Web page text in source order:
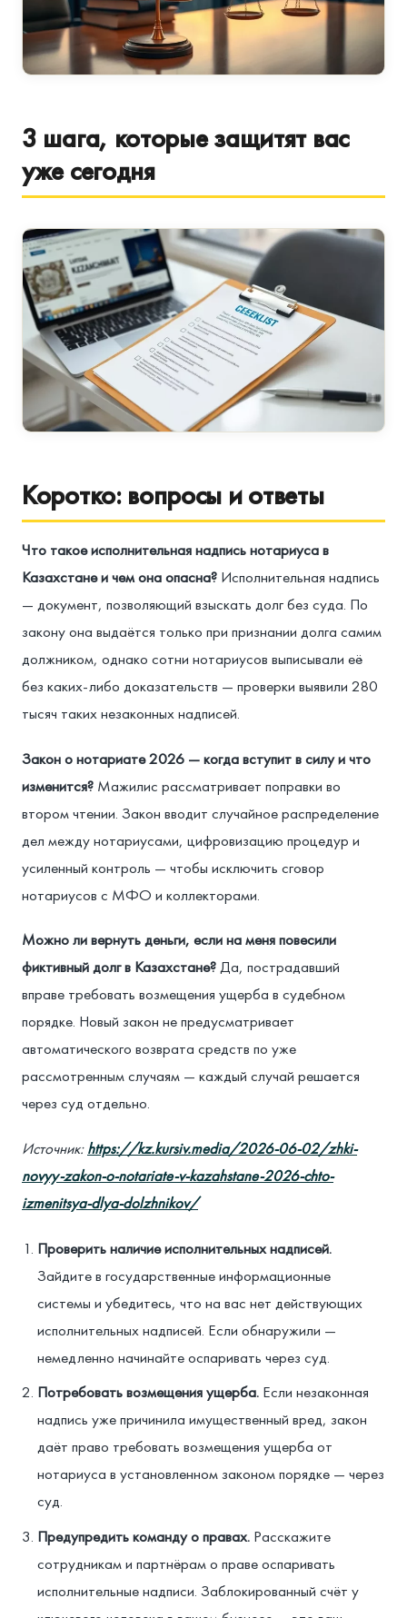
3 шага, которые защитят вас
уже сегодня
Коротко: вопросы и ответы
Что такое исполнительная надпись нотариуса в
Казахстане и чем она опасна? Исполнительная надпись
— документ, позволяющий взыскать долг без суда. По
закону она выдаётся только при признании долга самим
должником, однако сотни нотариусов выписывали её
без каких-либо доказательств — проверки выявили 280
тысяч таких незаконных надписей.
Закон о нотариате 2026 — когда вступит в силу и что
изменится? Мажилис рассматривает поправки во
втором чтении. Закон вводит случайное распределение
дел между нотариусами, цифровизацию процедур и
усиленный контроль — чтобы исключить сговор
нотариусов с МФО и коллекторами.
Можно ли вернуть деньги, если на меня повесили
фиктивный долг в Казахстане?Да, пострадавший
вправе требовать возмещения ущерба в судебном
порядке. Новый закон не предусматривает
автоматического возврата средств по уже
рассмотренным случаям — каждый случай решается
через суд отдельно.
Источник:https://kz.kursiv.media/2026-06-02/zhki-
novyy-zakon-o-notariate-v-kazahstane-2026-chto-
izmenitsya-dlya-dolzhnikov/
Проверить наличие исполнительных надписей.
Зайдите в государственные информационные
системы и убедитесь, что на вас нет действующих
исполнительных надписей. Если обнаружили —
немедленно начинайте оспаривать через суд.
Потребовать возмещения ущерба. Если незаконная
надпись уже причинила имущественный вред, закон
даёт право требовать возмещения ущерба от
нотариуса в установленном законом порядке — через
суд.
Предупредить команду о правах. Расскажите
сотрудникам и партнёрам о праве оспаривать
исполнительные надписи. Заблокированный счёт у